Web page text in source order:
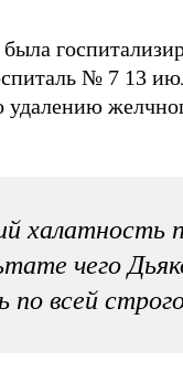
№ 7 13
удалению
халатность
чего
всей